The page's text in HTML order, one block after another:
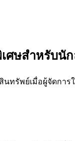
ศษสำหรับนั
ทรัพย์เมื่อผู้จัดกา